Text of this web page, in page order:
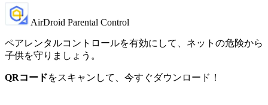
AirDroid Parental Control
ペアレンタルコントロールを有効にして、ネットの危険から
子供を守りましょう。
QRコードをスキャンして、今すぐダウンロード！